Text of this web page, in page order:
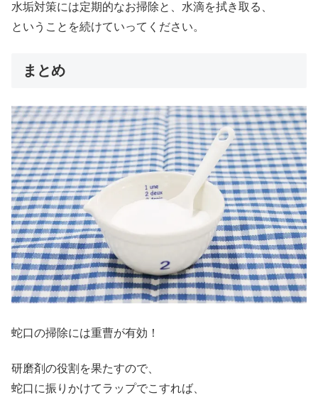
水垢対策には定期的なお掃除と、水滴を拭き取る、
ということを続けていってください。
まとめ
蛇口の掃除には重曹が有効！
研磨剤の役割を果たすので、
蛇口に振りかけてラップでこすれば、